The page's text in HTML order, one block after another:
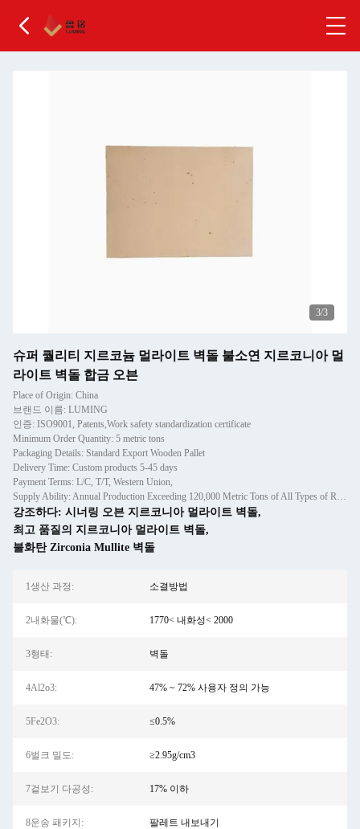
3/3
슈퍼 퀄리티 지르코늄 멀라이트 벽돌 불소연 지르코니아 멀
라이트 벽돌 합금 오븐
Place of Origin: China
브랜드 이름: LUMING
인증: ISO9001, Patents,Work safety standardization certificate
Minimum Order Quantity: 5 metric tons
Packaging Details: Standard Export Wooden Pallet
Delivery Time: Custom products 5-45 days
Payment Terms: L/C, T/T, Western Union,
Supply Ability: Annual Production Exceeding 120,000 Metric Tons of All Types of Refractory Materials Including Castables, Preforms, and Bric
강조하다: 시너링 오븐 지르코니아 멀라이트 벽돌,
최고 품질의 지르코니아 멀라이트 벽돌,
불화탄 Zirconia Mullite 벽돌
1생산 과정: 소결방법
2내화물(℃): 1770< 내화성< 2000
3형태: 벽돌
4Al2o3: 47% ~ 72% 사용자 정의 가능
5Fe2O3: ≤0.5%
6벌크 밀도: ≥2.95g/cm3
7겉보기 다공성: 17% 이하
8운송 패키지: 팔레트 내보내기